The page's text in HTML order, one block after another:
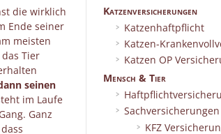
die wirklich
Ende seiner
meisten
Tier
seinen
im Laufe
Ganz
Katzenversicherungen
Katzenhaftpflicht
Katzen-
Katzen OP
Mensch & Tier
Sachversicherungen
KFZ